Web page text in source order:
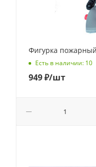
Фигурка пожарный
Есть в наличии: 10
949₽/шт